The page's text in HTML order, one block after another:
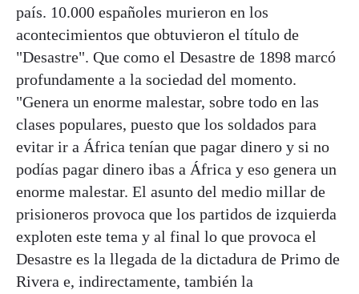
país. 10.000 españoles murieron en los
acontecimientos que obtuvieron el título de
"Desastre". Que como el Desastre de 1898 marcó
profundamente a la sociedad del momento.
"Genera un enorme malestar, sobre todo en las
clases populares, puesto que los soldados para
evitar ir a África tenían que pagar dinero y si no
podías pagar dinero ibas a África y eso genera un
enorme malestar. El asunto del medio millar de
prisioneros provoca que los partidos de izquierda
exploten este tema y al final lo que provoca el
Desastre es la llegada de la dictadura de Primo de
Rivera e, indirectamente, también la